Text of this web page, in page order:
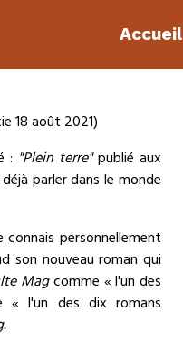
Accueil
18 août 2021)
: "Plein terre"publié aux
parler dans le monde
personnellement
son nouveau roman qui
Magcomme « l'un des
« l'un des dix romans